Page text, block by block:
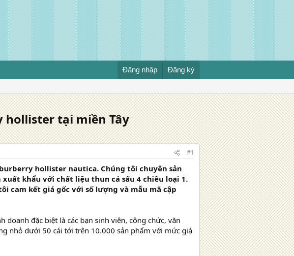
Đăng nhập Đăng ký
hollister tại miền Tây
#1
hollister nautica. Chúng tôi chuyên sản
khẩu với chất liệu thun cá sấu 4 chiều loại 1.
cam kết giá gốc với số lượng và mẫu mã cập
đặc biệt là các bạn sinh viên, công chức, văn
nhỏ dưới 50 cái tới trên 10.000 sản phẩm với mức giá